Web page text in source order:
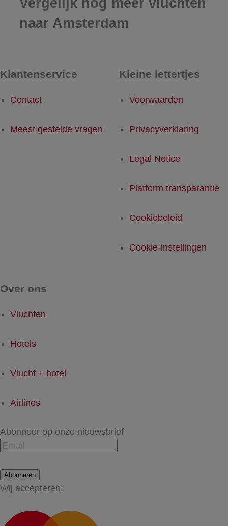
Vergelijk nog meer vluchten
naar Amsterdam
Klantenservice
Contact
Meest gestelde vragen
Kleine lettertjes
Voorwaarden
Privacyverklaring
Legal Notice
Platform transparantie
Cookiebeleid
Cookie-instellingen
Over ons
Vluchten
Hotels
Vlucht + hotel
Airlines
Abonneer op onze nieuwsbrief
Abonneren
Wij accepteren: